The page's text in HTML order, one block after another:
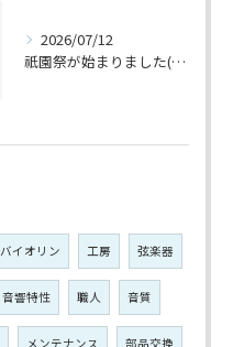
2026/07/12
祇園祭が始まりました(^^♪
バイオリン 工房 弦楽器
音響特性 職人 音質
メンテナンス 部品交換